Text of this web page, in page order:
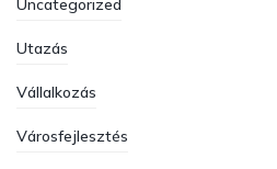
Uncategorized
Utazás
Vállalkozás
Városfejlesztés